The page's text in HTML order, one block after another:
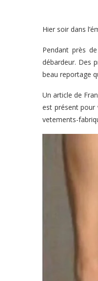
Hier soir dans
Pendant près
débardeur. Des
beau reportage
Un article de
est présent pour
vetements-